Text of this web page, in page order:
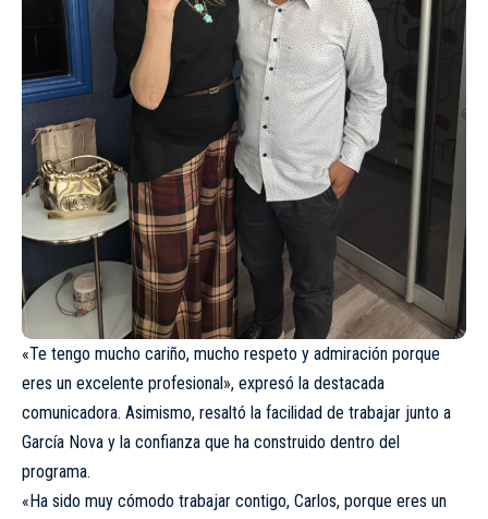
«Te tengo mucho cariño, mucho respeto y admiración porque
eres un excelente profesional», expresó la destacada
comunicadora. Asimismo, resaltó la facilidad de trabajar junto a
García Nova y la confianza que ha construido dentro del
programa.
«Ha sido muy cómodo trabajar contigo, Carlos, porque eres un